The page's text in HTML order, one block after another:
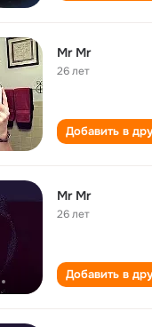
Mr Mr
26 лет
Добавить в
Mr Mr
26 лет
Добавить в